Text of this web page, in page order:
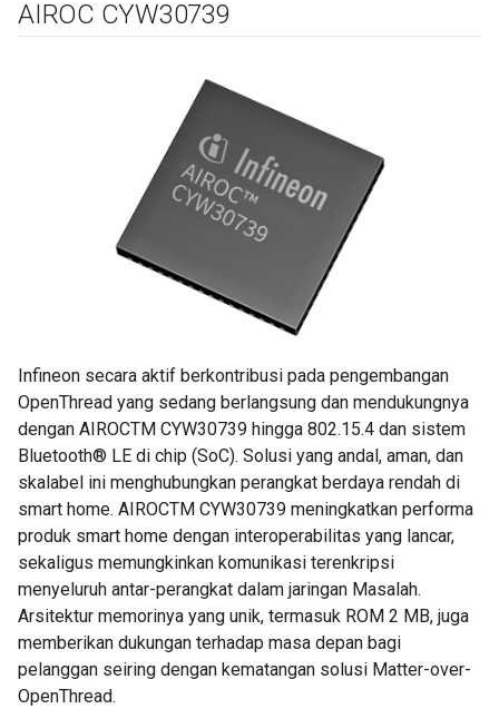
AIROC CYW30739
Infineon secara aktif berkontribusi pada pengembangan
OpenThread yang sedang berlangsung dan mendukungnya
dengan AIROCTM CYW30739 hingga 802.15.4 dan sistem
Bluetooth® LE di chip (SoC). Solusi yang andal, aman, dan
skalabel ini menghubungkan perangkat berdaya rendah di
smart home. AIROCTM CYW30739 meningkatkan performa
produk smart home dengan interoperabilitas yang lancar,
sekaligus memungkinkan komunikasi terenkripsi
menyeluruh antar-perangkat dalam jaringan Masalah.
Arsitektur memorinya yang unik, termasuk ROM 2 MB, juga
memberikan dukungan terhadap masa depan bagi
pelanggan seiring dengan kematangan solusi Matter-over-
OpenThread.